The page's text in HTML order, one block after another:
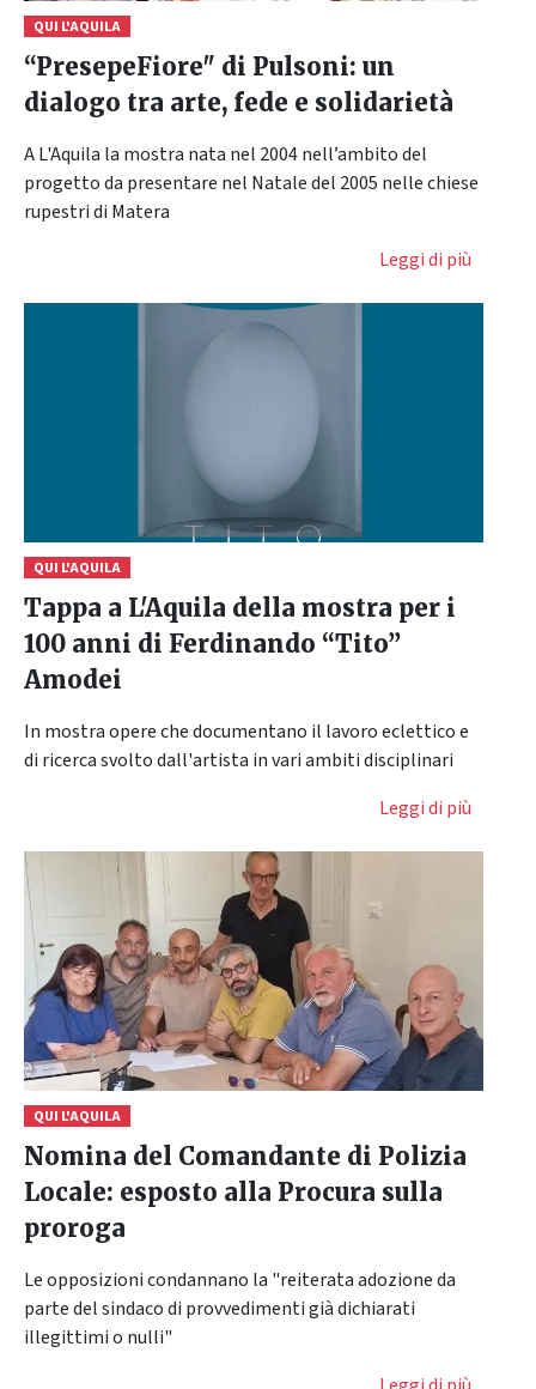
QUI L'AQUILA
“PresepeFiore" di Pulsoni: un
dialogo tra arte, fede e solidarietà
A L'Aquila la mostra nata nel 2004 nell’ambito del
progetto da presentare nel Natale del 2005 nelle chiese
rupestri di Matera
Leggi di più
QUI L'AQUILA
Tappa a L'Aquila della mostra per i
100 anni di Ferdinando “Tito”
Amodei
In mostra opere che documentano il lavoro eclettico e
di ricerca svolto dall'artista in vari ambiti disciplinari
Leggi di più
QUI L'AQUILA
Nomina del Comandante di Polizia
Locale: esposto alla Procura sulla
proroga
Le opposizioni condannano la "reiterata adozione da
parte del sindaco di provvedimenti già dichiarati
illegittimi o nulli"